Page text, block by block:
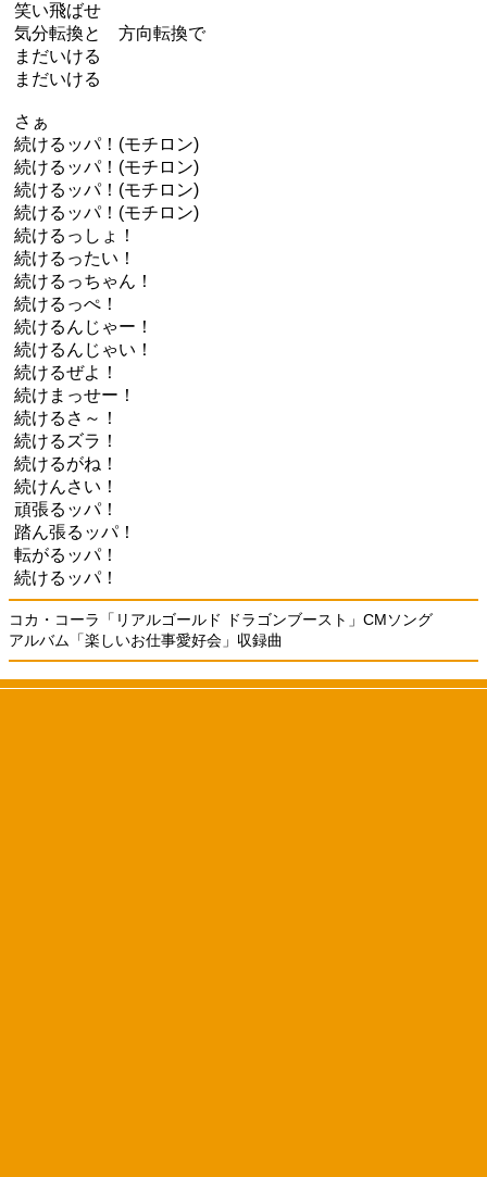
笑い飛ばせ
気分転換と 方向転換で
まだいける
まだいける
さぁ
続けるッパ！(モチロン)
続けるッパ！(モチロン)
続けるッパ！(モチロン)
続けるッパ！(モチロン)
続けるっしょ！
続けるったい！
続けるっちゃん！
続けるっぺ！
続けるんじゃー！
続けるんじゃい！
続けるぜよ！
続けまっせー！
続けるさ～！
続けるズラ！
続けるがね！
続けんさい！
頑張るッパ！
踏ん張るッパ！
転がるッパ！
続けるッパ！
コカ・コーラ「リアルゴールド ドラゴンブースト」CMソング
アルバム「楽しいお仕事愛好会」収録曲